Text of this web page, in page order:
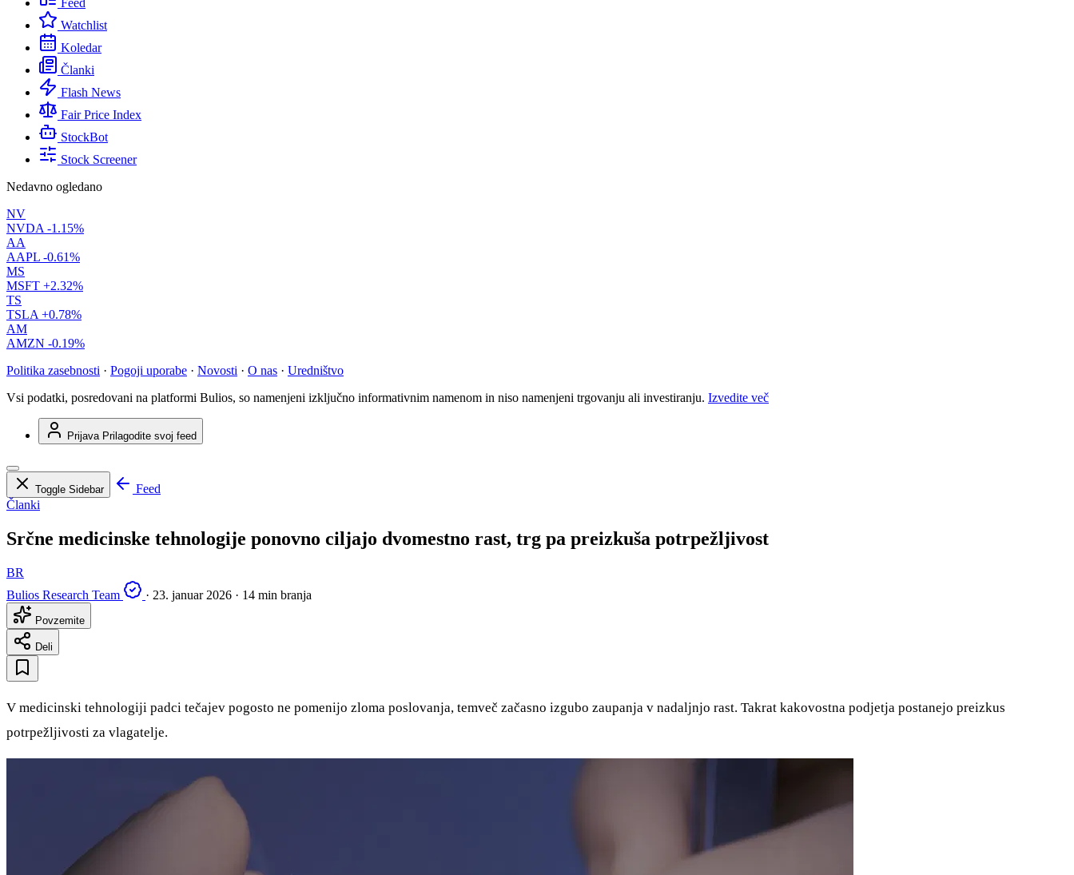
Feed
Watchlist
Koledar
Članki
Flash News
Fair Price Index
StockBot
Stock Screener
Nedavno ogledano
NV
NVDA -1.15%
AA
AAPL -0.61%
MS
MSFT +2.32%
TS
TSLA +0.78%
AM
AMZN -0.19%
Politika zasebnosti · Pogoji uporabe · Novosti · O nas · Uredništvo
Vsi podatki, posredovani na platformi Bulios, so namenjeni izključno informativnim namenom in niso namenjeni trgovanju ali investiranju. Izvedite več
Prijava Prilagodite svoj feed
Toggle Sidebar
Feed
Članki
Srčne medicinske tehnologije ponovno ciljajo dvomestno rast, trg pa preizkuša potrpežljivost
BR
Bulios Research Team
· 23. januar 2026 · 14 min branja
Povzemite
Deli
V medicinski tehnologiji padci tečajev pogosto ne pomenijo zloma poslovanja, temveč začasno izgubo zaupanja v nadaljnjo rast. Takrat kakovostna podjetja postanejo preizkus
potrpežljivosti za vlagatelje.